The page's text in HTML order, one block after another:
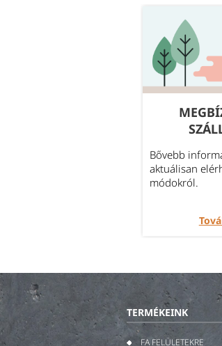
Bővebb
aktuálisan
módokról.
TERMÉKEINK
FA FELÜLETEKRE